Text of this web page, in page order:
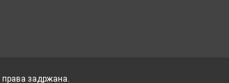
права задржана.